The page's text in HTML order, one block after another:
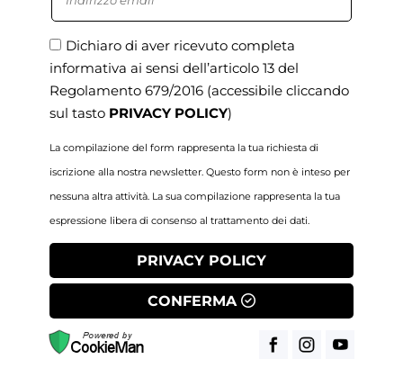
Dichiaro di aver ricevuto completa
informativa ai sensi dell’articolo 13 del
Regolamento 679/2016 (accessibile cliccando
sul tasto PRIVACY POLICY)
La compilazione del form rappresenta la tua richiesta di
iscrizione alla nostra newsletter. Questo form non è inteso per
nessuna altra attività. La sua compilazione rappresenta la tua
espressione libera di consenso al trattamento dei dati.
PRIVACY POLICY
CONFERMA